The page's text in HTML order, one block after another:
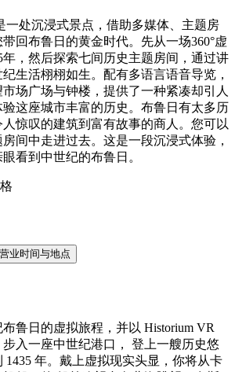
一处沉浸式景点，借助多媒体、主题房
回布鲁日的黄金时代。先从一场360°虚
年，然后探索七间历史主题房间，通过讲
生活栩栩如生。配有多语言语音导览，
场广场与钟楼，提供了一种紧凑却引人
验这座城市丰富的历史。布鲁日有太多历
惊叹的建筑到富有故事的商人。您可以
间中走进过去。这是一段沉浸式体验，
看到中世纪的布鲁日。
营业时间与地点
鲁日的虚拟旅程，并以 Historium VR
入一座中世纪港口， 登上一艘历史悠
1435 年。戴上虚拟现实头显，你将从卡